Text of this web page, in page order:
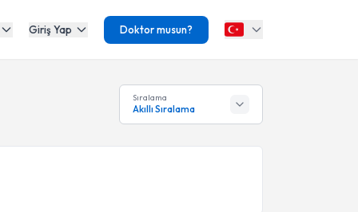
Giriş Yap Doktor musun?
Sıralama
Akıllı Sıralama